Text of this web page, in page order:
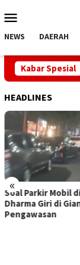
ke
Mobile
NEWS DAERAH
Kabar Spesial
Rai, Komisi
HEADLINES
«
Bendera Merah
Meter
Sanjaya Kobarkan